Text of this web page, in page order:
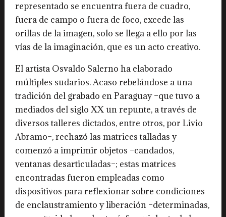
representado se encuentra fuera de cuadro,
fuera de campo o fuera de foco, excede las
orillas de la imagen, solo se llega a ello por las
vías de la imaginación, que es un acto creativo.
El artista Osvaldo Salerno ha elaborado
múltiples sudarios. Acaso rebelándose a una
tradición del grabado en Paraguay –que tuvo a
mediados del siglo XX un repunte, a través de
diversos talleres dictados, entre otros, por Livio
Abramo–, rechazó las matrices talladas y
comenzó a imprimir objetos –candados,
ventanas desarticuladas–; estas matrices
encontradas fueron empleadas como
dispositivos para reflexionar sobre condiciones
de enclaustramiento y liberación –determinadas,